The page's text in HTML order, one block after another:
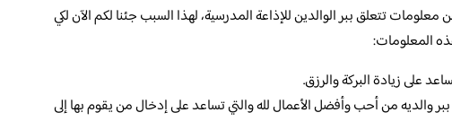
تتعلق ببر الوالدين للإذاعة المدرسية، لهذا السبب جئنا لكم الآن لكي
المعلومات:
على زيادة البركة والرزق.
والديه من أحب وأفضل الأعمال لله والتي تساعد على إدخال من يقوم بها إلى